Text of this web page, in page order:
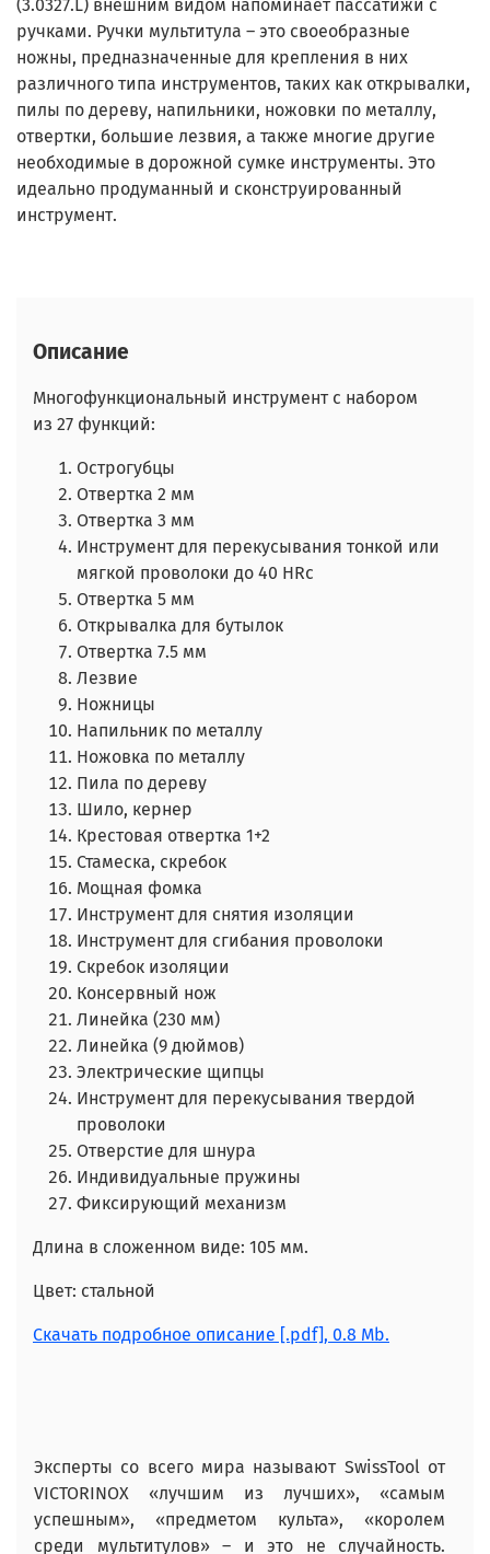
(3.0327.L) внешним видом напоминает пассатижи с
ручками. Ручки мультитула – это своеобразные
ножны, предназначенные для крепления в них
различного типа инструментов, таких как открывалки,
пилы по дереву, напильники, ножовки по металлу,
отвертки, большие лезвия, а также многие другие
необходимые в дорожной сумке инструменты. Это
идеально продуманный и сконструированный
инструмент.
Описание
Многофункциональный инструмент с набором
из 27 функций:
Острогубцы
Отвертка 2 мм
Отвертка 3 мм
Инструмент для перекусывания тонкой или
мягкой проволоки до 40 HRc
Отвертка 5 мм
Открывалка для бутылок
Отвертка 7.5 мм
Лезвие
Ножницы
Напильник по металлу
Ножовка по металлу
Пила по дереву
Шило, кернер
Крестовая отвертка 1+2
Стамеска, скребок
Мощная фомка
Инструмент для снятия изоляции
Инструмент для сгибания проволоки
Скребок изоляции
Консервный нож
Линейка (230 мм)
Линейка (9 дюймов)
Электрические щипцы
Инструмент для перекусывания твердой
проволоки
Отверстие для шнура
Индивидуальные пружины
Фиксирующий механизм
Длина в сложенном виде: 105 мм.
Цвет: стальной
Скачать подробное описание [.pdf], 0.8 Mb.
Эксперты со всего мира называют SwissTool от
VICTORINOX «лучшим из лучших», «самым
успешным», «предметом культа», «королем
среди мультитулов» – и это не случайность.